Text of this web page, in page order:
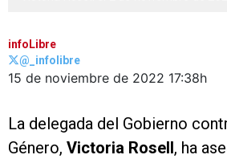
infoLibre
@_infolibre
15 de noviembre de 2022 17:38h
La delegada del Gobierno
Género, Victoria Rosell, ha